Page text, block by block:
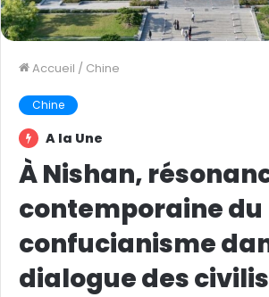
Accueil / Chine
Chine
A la Une
À Nishan,
contemporaine du
confucianisme
dialogue des